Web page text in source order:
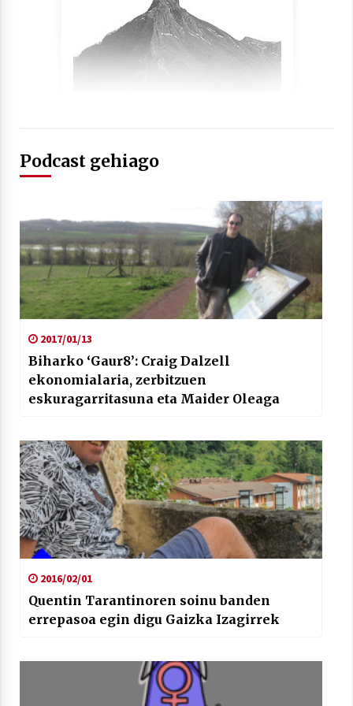
Podcast gehiago
2017/01/13
Biharko ‘Gaur8’: Craig Dalzell
ekonomialaria, zerbitzuen
eskuragarritasuna eta Maider Oleaga
2016/02/01
Quentin Tarantinoren soinu banden
errepasoa egin digu Gaizka Izagirrek